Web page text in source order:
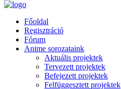
Főoldal
Regisztráció
Fórum
Anime sorozataink
Aktuális projektek
Tervezett projektek
Befejezett projektek
Felfüggesztett projektek